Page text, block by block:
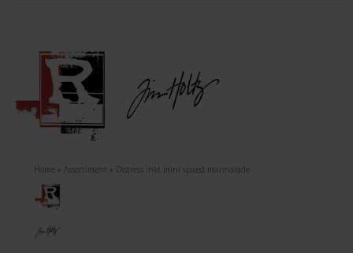
Home » Assortiment » Distress inkt mini spiced marmalade